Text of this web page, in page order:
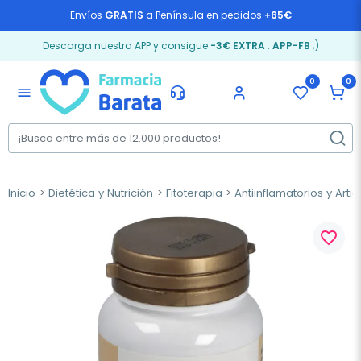
Envíos GRATIS a Península en pedidos +65€
Descarga nuestra APP y consigue -3€ EXTRA: APP-FB ;)
menu
0 0
Inicio Dietética y Nutrición Fitoterapia Antiinflamatorios y
favorite_border